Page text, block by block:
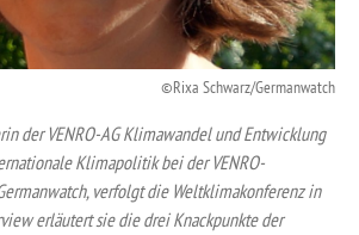
Rixa Schwarz/Germanwatch
der VENRO-AG Klimawandel und Entwicklung
Klimapolitik bei der VENRO-
verfolgt die Weltklimakonferenz in
erläutert sie die drei Knackpunkte der